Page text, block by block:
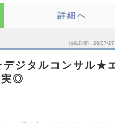
詳細へ
掲載期間 26/07/
ジタルコンサル★
実◎